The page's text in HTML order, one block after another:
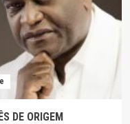
DE ORIGEM